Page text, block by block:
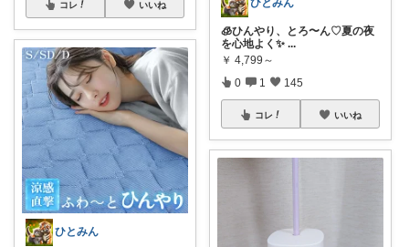
コレ いいね
ひとみん
ひとみん
🧊ひんやり、とろ〜ん♡夏の夜
を心地よく✨ ...
￥ 4,799～
0 1 145
コレ いいね